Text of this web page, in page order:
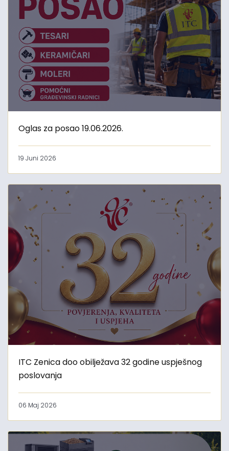
Oglas za posao 19.06.2026.
19 Juni 2026
ITC Zenica doo obilježava 32 godine uspješnog
poslovanja
06 Maj 2026